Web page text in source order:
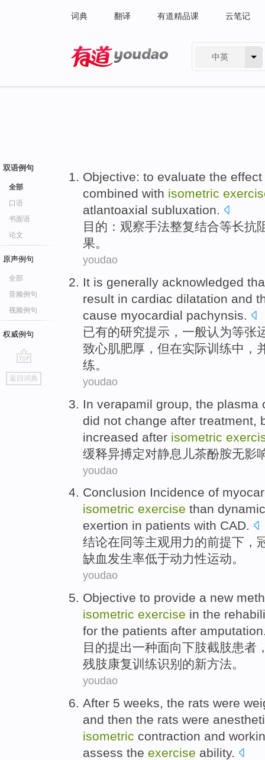
词典 翻译 有道精品课 云笔记
中英
双语例句
全部
口语
书面语
论文
原声例句
全部
音频例句
视频例句
权威例句
go
top
返回词典
Objective: to evaluate the effect
combined with isometric
atlantoaxial subluxation.
目的 ： 观察手法整复结合等长抗
果。
youdao
It is generally acknowledged
result in cardiac dilatation and
cause myocardial pachynsis.
已有的研究提示， 一般认为等张
致心肌肥厚，但在实际训练中，
练。
youdao
In verapamil group, the plasma
did not change after treatment,
increased after isometric
缓释异搏定对静息 儿茶酚胺无影
youdao
Conclusion Incidence of
isometric exercise than dynamic
exertion in patients with CAD.
结论在同等主观用力的前提下 ，
缺血 发生率低于动力性运动。
youdao
Objective to provide a new
isometric exercise in the
for the patients after amputation
目的提出一种面向下肢截肢患者
残肢康复训练识别 的新方法。
youdao
After 5 weeks, the rats were
and then the rats were
isometric contraction and
assess the exercise ability.